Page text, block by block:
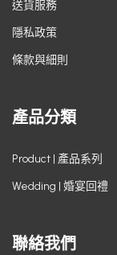
送貨服務
隱私政策
條款與細則
產品分類
Product | 產品系列
Wedding | 婚宴回禮
聯絡我們